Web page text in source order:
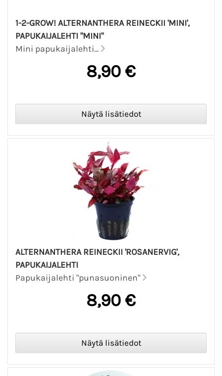
1-2-GROW! ALTERNANTHERA REINECKII 'MINI',
PAPUKAIJALEHTI "MINI"
Mini papukaijalehti...
8,90 €
ALTERNANTHERA REINECKII 'ROSANERVIG',
PAPUKAIJALEHTI
Papukaijalehti "punasuoninen"
8,90 €